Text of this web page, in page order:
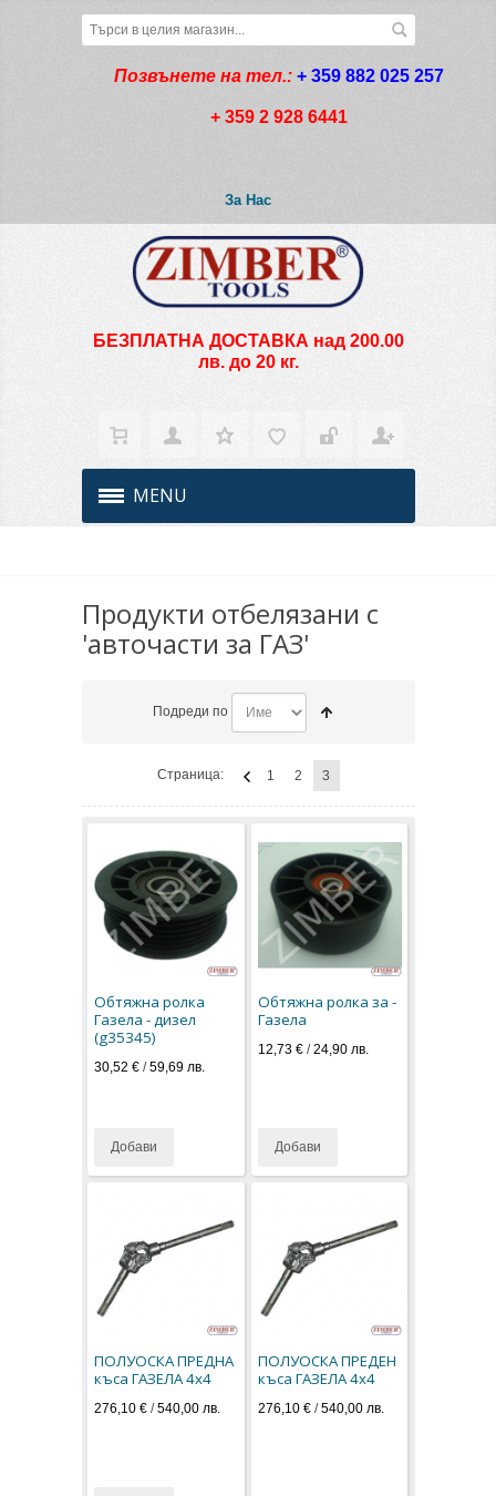
Позвънете на тел.: + 359 882 025 257
+ 359 2 928 6441
За Нас
БЕЗПЛАТНА ДОСТАВКА над 200.00
лв. до 20 кг.
MENU
Продукти отбелязани с
'авточасти за ГАЗ'
Подреди по
Страница: 1 2 3
Обтяжна ролка
Газела - дизел
(g35345)
30,52 € /59,69 лв.
Добави
Обтяжна ролка за -
Газела
12,73 €/24,90 лв.
Добави
ПОЛУОСКА ПРЕДНА
къса ГАЗЕЛА 4х4
276,10 € /540,00 лв.
ПОЛУОСКА ПРЕДЕН
къса ГАЗЕЛА 4х4
276,10 €/540,00 лв.